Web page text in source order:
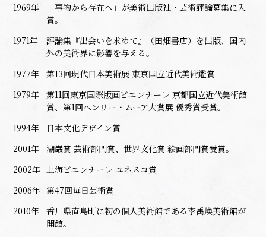
1969年
「事物から存在へ」が美術出版社・芸術評論募集に入
賞。
1971年
評論集『出会いを求めて』（田畑書店）を出版、国内
外の美術界に影響を与える。
1977年
第13回現代日本美術展 東京国立近代美術鑑賞
1979年
第11回東京国際版画ビエンナーレ 京都国立近代美術館
賞、第1回ヘンリー・ムーア大賞展 優秀賞受賞。
1994年
日本文化デザイン賞
2001年
湖巌賞 芸術部門賞、世界文化賞 絵画部門賞受賞。
2002年
上海ビエンナーレ ユネスコ賞
2006年 第47回毎日芸術賞
2010年
香川県直島町に初の個人美術館である李禹煥美術館が
開館。